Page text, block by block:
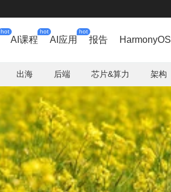
hot
AI课程
hot
AI应用
hot
报告 HarmonyOS
出海 后端 芯片&算力 架构